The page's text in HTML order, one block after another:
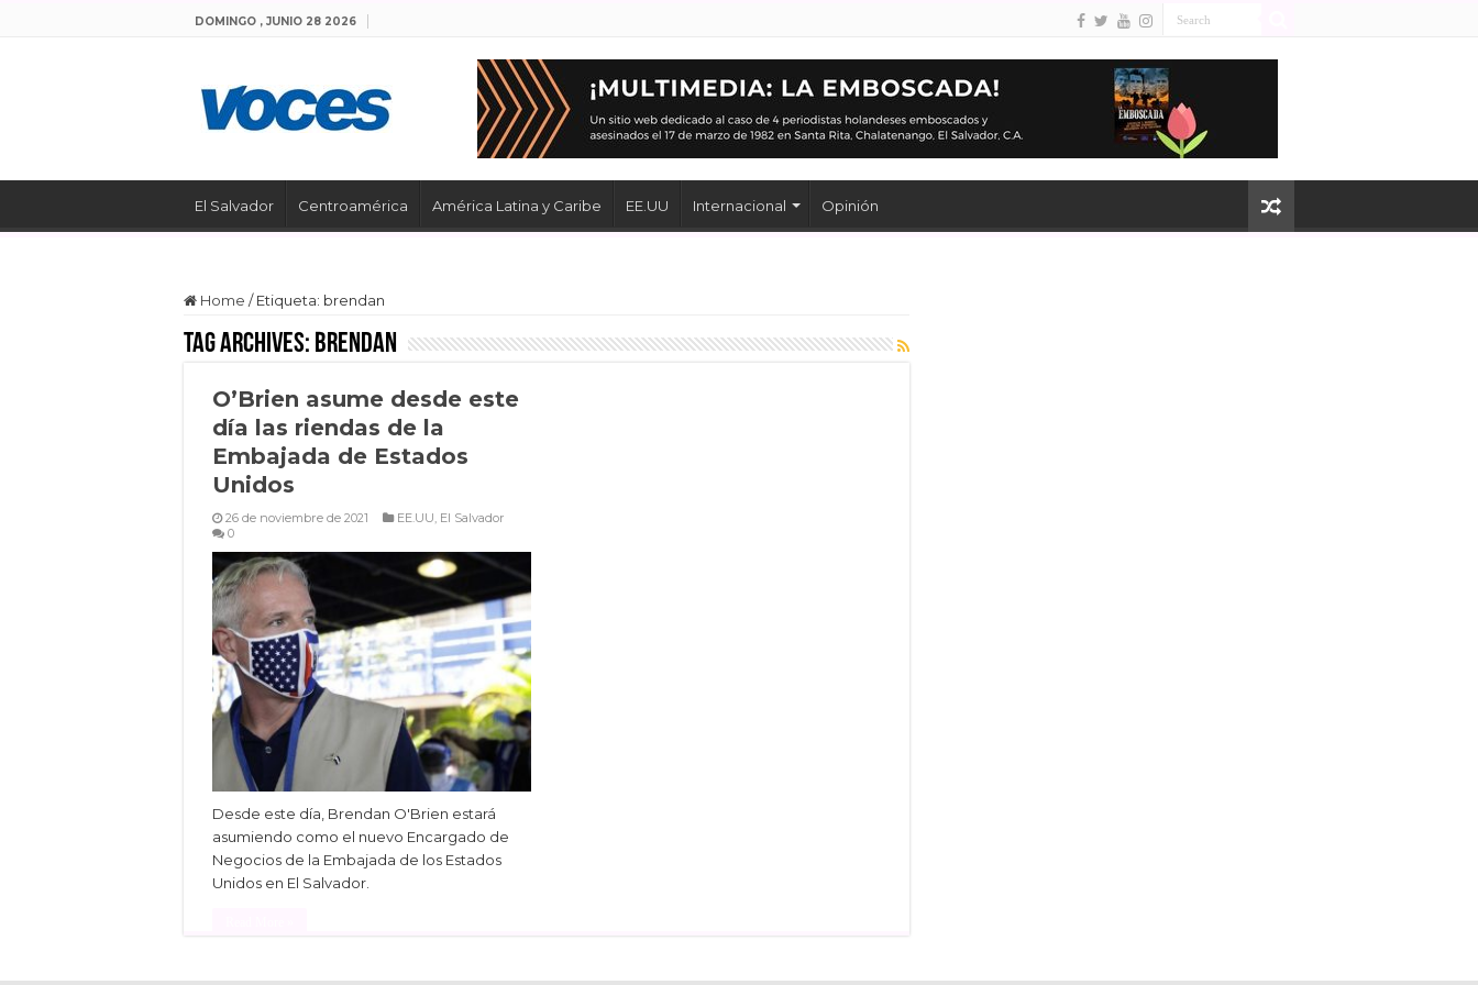
DOMINGO , JUNIO 28 2026
El Salvador Centroamérica América Latina y Caribe EE.UU Internacional Opinión
Home / Etiqueta: brendan
Tag Archives: brendan
O’Brien asume desde este
día las riendas de la
Embajada de Estados
Unidos
26 de noviembre de 2021 EE.UU, El Salvador
0
Desde este día, Brendan O'Brien estará
asumiendo como el nuevo Encargado de
Negocios de la Embajada de los Estados
Unidos en El Salvador.